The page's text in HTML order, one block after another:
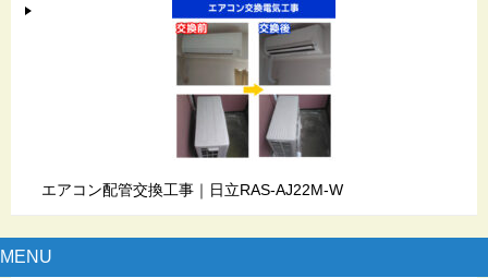
エアコン配管交換工事｜日立RAS-AJ22M-W
MENU